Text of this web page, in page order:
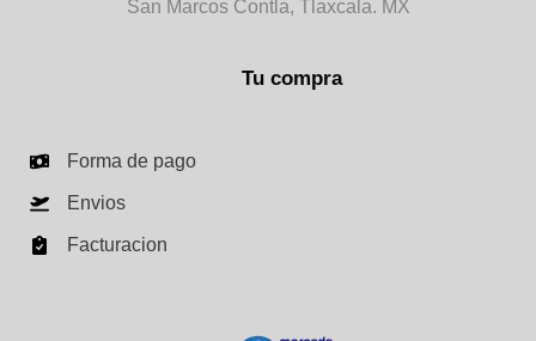
San Marcos Contla, Tlaxcala. MX
Tu compra
Forma de pago
Envios
Facturacion